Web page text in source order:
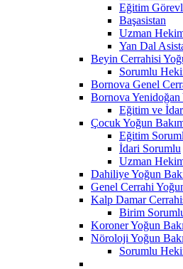
Eğitim
Başasistan
Uzman
Yan Dal
Beyin Cerrahisi
Sorumlu
Bornova Genel
Bornova Yenidoğan
Eğitim ve
Çocuk Yoğun
Eğitim
İdari Sorumlu
Uzman
Dahiliye Yoğun
Genel Cerrahi
Kalp Damar
Birim
Koroner Yoğun
Nöroloji Yoğun
Sorumlu